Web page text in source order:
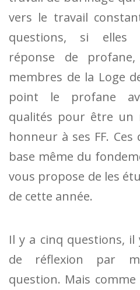
vers le travail
questions, si elles
réponse de
membres de la Loge
point le profane
qualités pour être un
honneur à ses FF.
base même du
vous propose de les
de cette année.
Il y a cinq questions,
de réflexion par
question. Mais